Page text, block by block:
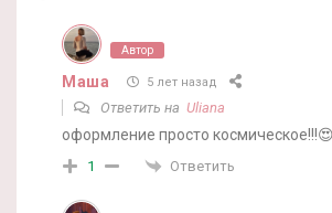
Автор
Маша 5 лет назад
Ответить на Uliana
оформление просто
1 Ответить